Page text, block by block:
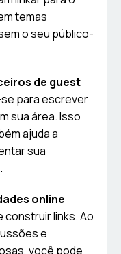
temas
o seu público-
de guest
para escrever
sua área. Isso
ajuda a
sua
online
construir links. Ao
e
você pode